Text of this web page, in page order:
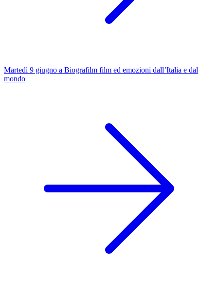
Martedì 9 giugno a Biografilm film ed emozioni dall’Italia e dal
mondo